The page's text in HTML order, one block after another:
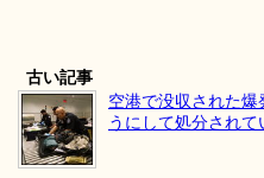
古い記事
空港で没収された爆
うにして処分され